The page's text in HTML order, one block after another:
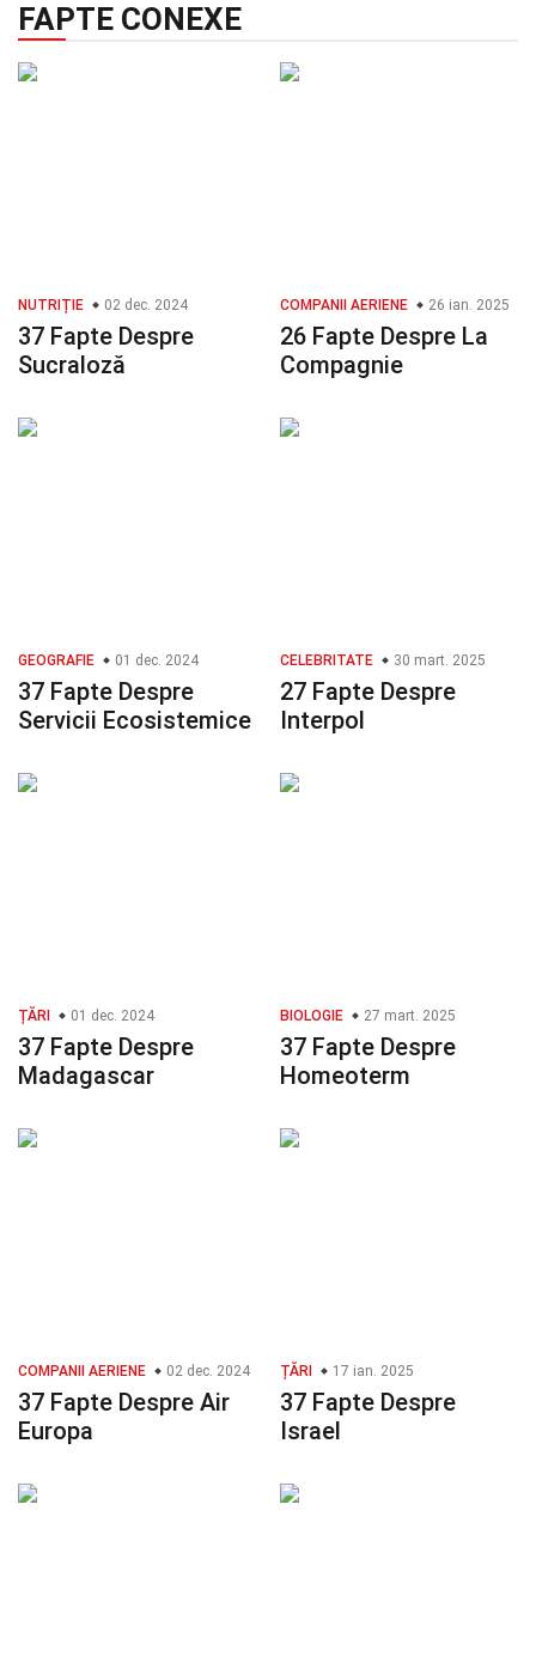
FAPTE CONEXE
NUTRIȚIE 02 dec. 2024
37 Fapte Despre
Sucraloză
COMPANII AERIENE 26 ian. 2025
26 Fapte Despre La
Compagnie
GEOGRAFIE 01 dec. 2024
37 Fapte Despre
Servicii Ecosistemice
CELEBRITATE 30 mart. 2025
27 Fapte Despre
Interpol
ȚĂRI 01 dec. 2024
37 Fapte Despre
Madagascar
BIOLOGIE 27 mart. 2025
37 Fapte Despre
Homeoterm
COMPANII AERIENE 02 dec. 2024
37 Fapte Despre Air
Europa
ȚĂRI 17 ian. 2025
37 Fapte Despre
Israel